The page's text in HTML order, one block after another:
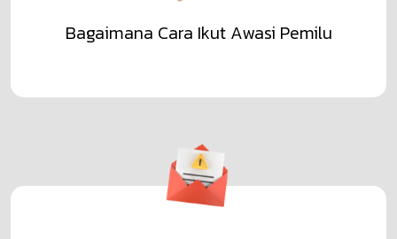
Bagaimana Cara Ikut Awasi Pemilu